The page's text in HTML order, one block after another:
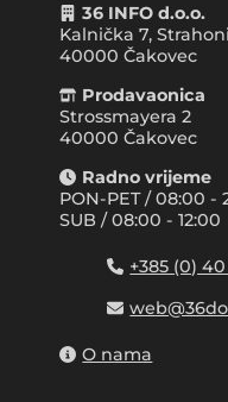
36 INFO d.o.o.
Kalnička 7,
40000 Čakovec
Prodavaonica
Strossmayera 2
40000 Čakovec
Radno vrijeme
PON-PET / 08:00 -
SUB / 08:00 - 12:00
+385 (0)
O nama